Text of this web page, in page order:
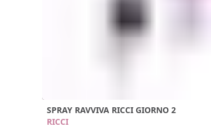
SPRAY RAVVIVA RICCI GIORNO 2
RICCI